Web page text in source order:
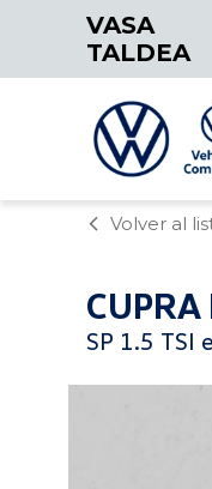
VASA
TALDEA
Volver al
CUPRA
SP 1.5 TSI